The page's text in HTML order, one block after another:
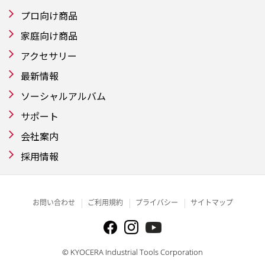
プロ向け商品
家庭向け商品
アクセサリー
最新情報
ソーシャルアルバム
サポート
会社案内
採用情報
お問い合わせ ご利用規約 プライバシー サイトマップ
© KYOCERA Industrial Tools Corporation